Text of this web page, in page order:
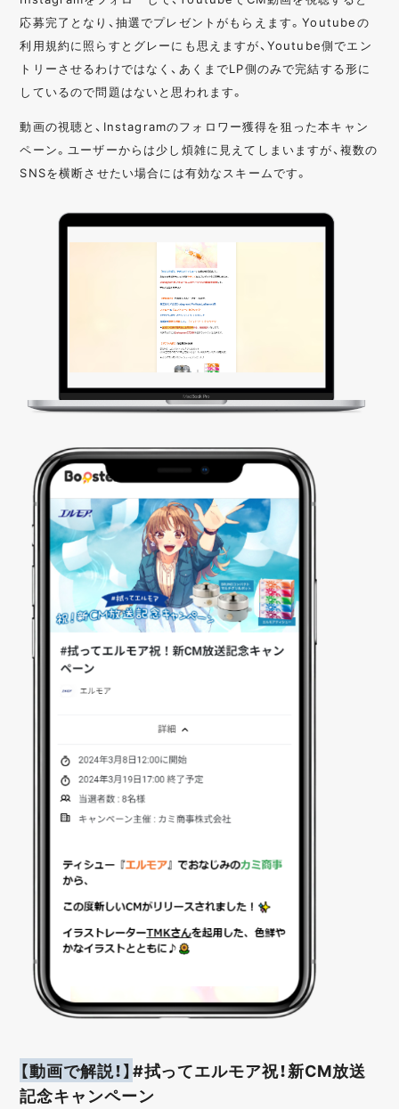
応募完了となり、抽選でプレゼントがもらえます。Youtubeの
利用規約に照らすとグレーにも思えますが、Youtube側でエン
トリーさせるわけではなく、あくまでLP側のみで完結する形に
しているので問題はないと思われます。
動画の視聴と、Instagramのフォロワー獲得を狙った本キャン
ペーン。ユーザーからは少し煩雑に見えてしまいますが、複数の
SNSを横断させたい場合には有効なスキームです。
【動画で解説！】#拭ってエルモア祝！新CM放送
記念キャンペーン